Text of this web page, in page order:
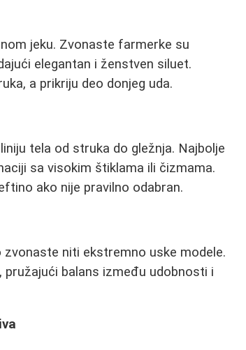
jeku. Zvonaste farmerke su
elegantan i ženstven siluet.
a prikriju deo donjeg uda.
tela od struka do gležnja. Najbolje
sa visokim štiklama ili čizmama.
ako nije pravilno odabran.
niti ekstremno uske modele.
pružajući balans između udobnosti i